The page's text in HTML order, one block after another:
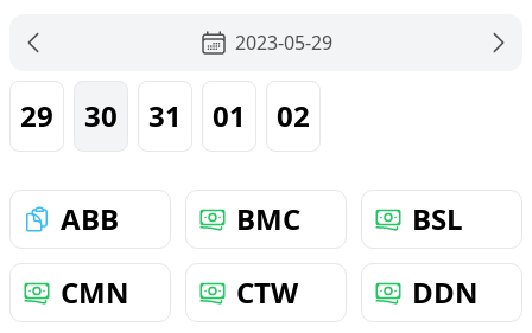
2023-05-29
29 30 31 01 02
ABB BMC
BSL
CMN
CTW
DDN